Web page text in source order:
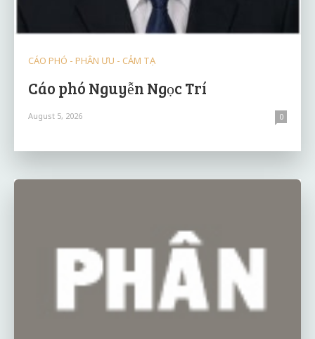
CÁO PHÓ - PHÂN ƯU - CẢM TẠ
Cáo phó Nguyễn Ngọc Trí
August 5, 2026 0